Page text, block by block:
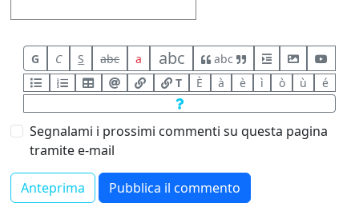
G C S abc a abc
abc
T
È à è ì ò ù é
Segnalami i prossimi commenti su questa pagina
tramite e-mail